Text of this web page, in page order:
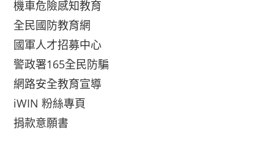
機車危險感知教育
全民國防教育網
國軍人才招募中心
警政署165全民防騙
網路安全教育宣導
iWIN 粉絲專頁
捐款意願書